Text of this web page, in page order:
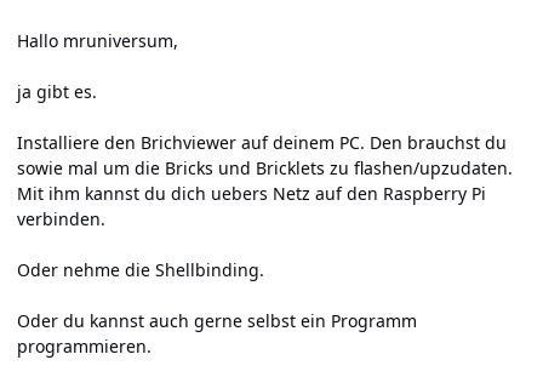
Hallo mruniversum,
ja gibt es.
Installiere den Brichviewer auf deinem PC. Den brauchst du
sowie mal um die Bricks und Bricklets zu flashen/upzudaten.
Mit ihm kannst du dich uebers Netz auf den Raspberry Pi
verbinden.
Oder nehme die Shellbinding.
Oder du kannst auch gerne selbst ein Programm
programmieren.